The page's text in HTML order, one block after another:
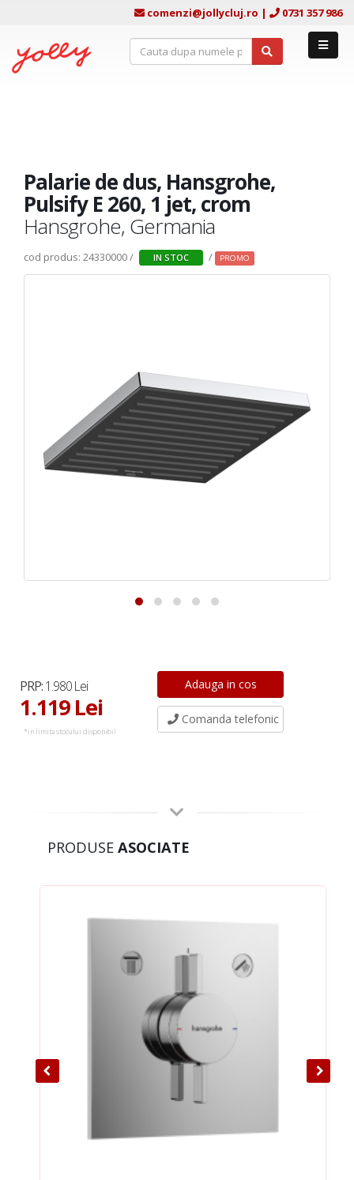
comenzi@jollycluj.ro | 0731 357 986
Palarie de dus, Hansgrohe,
Pulsify E 260, 1 jet, crom
Hansgrohe, Germania
cod produs: 24330000 / IN STOC / PROMO
PRP:1.980 Lei
1.119 Lei
*in limita stocului disponibil
Comanda telefonic
PRODUSE ASOCIATE